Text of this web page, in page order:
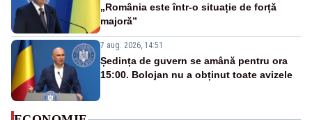
„România este într-o situație de forță
majoră”
7 aug. 2026, 14:51
Ședința de guvern se amână pentru ora
15:00. Bolojan nu a obținut toate avizele